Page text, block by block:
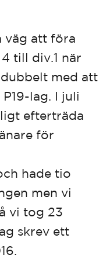
väg att föra
till div.1 när
med att
lag. I juli
efterträda
för
hade tio
men vi
vi tog 23
skrev ett